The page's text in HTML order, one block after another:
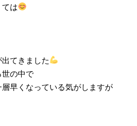
は
てきました
の中で
早くなっている気がしますが